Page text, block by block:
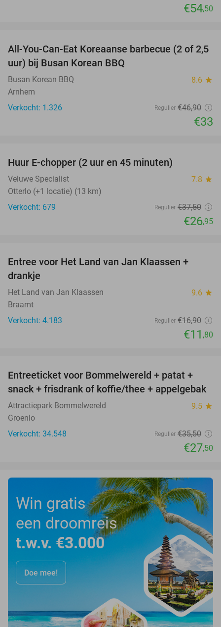
€54,50
30%
All-You-Can-Eat Koreaanse barbecue (2 of 2,5
uur) bij Busan Korean BBQ
Busan Korean BBQ 8.6 star
Arnhem
Verkocht: 1.326
Regulier €46,90
€33
Huur E-chopper (2 uur en 45 minuten)
Veluwe Specialist 7.8 star
Otterlo (+1 locatie) (13 km)
Verkocht: 679
Regulier €37,50
€26,95
Entree voor Het Land van Jan Klaassen +
drankje
Het Land van Jan Klaassen 9.6 star
Braamt
Verkocht: 4.183
Regulier €16,90
€11 ,80
23%
Entreeticket voor Bommelwereld + patat +
snack + frisdrank of koffie/thee + appelgebak
Attractiepark Bommelwereld 9.5 star
Groenlo
Verkocht: 34.548
Regulier €35,50
€27,50
Win gratis
een droomreis
t.w.v. €3.000
Doe mee!